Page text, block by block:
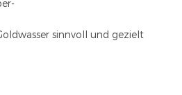
sinnvoll und gezielt